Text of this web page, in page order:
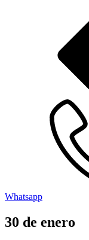
Whatsapp
30 de enero